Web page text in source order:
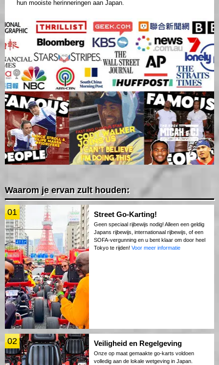
hun mooiste herinneringen aan Japan.
Waarom je ervan zult houden:
01 Street Go-Karting!
Geen speciaal rijbewijs nodig! Alleen een geldig
Japans rijbewijs, internationaal rijbewijs, of een
SOFA-vergunning en u bent klaar om door heel
Tokyo te rijden! Voor meer informatie
02 Veiligheid en Regelgeving
Onze op maat gemaakte go-karts voldoen
volledig aan de lokale wetgeving in Japan.